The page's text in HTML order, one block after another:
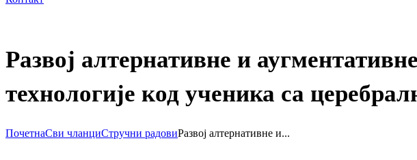
Развој алтернативне и
технологије код ученика са
ПочетнаСви чланциСтручни радовиРазвој алтернативне и...